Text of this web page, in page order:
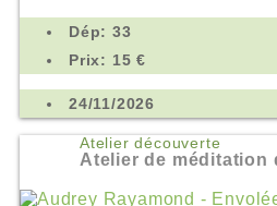
Dép: 33
Prix: 15 €
24/11/2026
Atelier découverte
Atelier de méditation